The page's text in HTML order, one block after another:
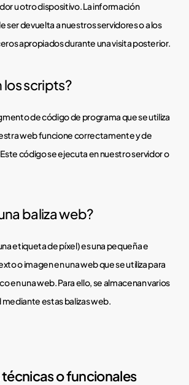
u otro dispositivo. La información
ser devuelta a nuestros servidores o a los
apropiados durante una visita posterior.
los scripts?
de código de programa que se utiliza
web funcione correctamente y de
código se ejecuta en nuestro servidor o
baliza web?
etiqueta de píxel) es una pequeña e
o imagen en una web que se utiliza para
en una web. Para ello, se almacenan varios
estas balizas web.
técnicas o funcionales